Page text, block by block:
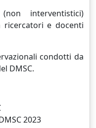
interventistici)
ricercatori e docenti
condotti da
DMSC.
2023